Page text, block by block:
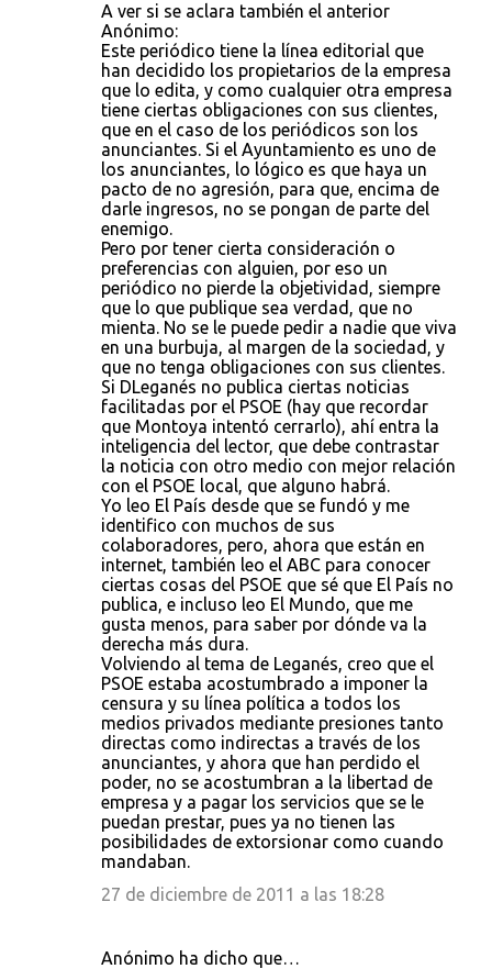
A ver si se aclara también el anterior
Anónimo:
Este periódico tiene la línea editorial que
han decidido los propietarios de la empresa
que lo edita, y como cualquier otra empresa
tiene ciertas obligaciones con sus clientes,
que en el caso de los periódicos son los
anunciantes. Si el Ayuntamiento es uno de
los anunciantes, lo lógico es que haya un
pacto de no agresión, para que, encima de
darle ingresos, no se pongan de parte del
enemigo.
Pero por tener cierta consideración o
preferencias con alguien, por eso un
periódico no pierde la objetividad, siempre
que lo que publique sea verdad, que no
mienta. No se le puede pedir a nadie que viva
en una burbuja, al margen de la sociedad, y
que no tenga obligaciones con sus clientes.
Si DLeganés no publica ciertas noticias
facilitadas por el PSOE (hay que recordar
que Montoya intentó cerrarlo), ahí entra la
inteligencia del lector, que debe contrastar
la noticia con otro medio con mejor relación
con el PSOE local, que alguno habrá.
Yo leo El País desde que se fundó y me
identifico con muchos de sus
colaboradores, pero, ahora que están en
internet, también leo el ABC para conocer
ciertas cosas del PSOE que sé que El País no
publica, e incluso leo El Mundo, que me
gusta menos, para saber por dónde va la
derecha más dura.
Volviendo al tema de Leganés, creo que el
PSOE estaba acostumbrado a imponer la
censura y su línea política a todos los
medios privados mediante presiones tanto
directas como indirectas a través de los
anunciantes, y ahora que han perdido el
poder, no se acostumbran a la libertad de
empresa y a pagar los servicios que se le
puedan prestar, pues ya no tienen las
posibilidades de extorsionar como cuando
mandaban.
27 de diciembre de 2011 a las 18:28
Anónimo ha dicho que…